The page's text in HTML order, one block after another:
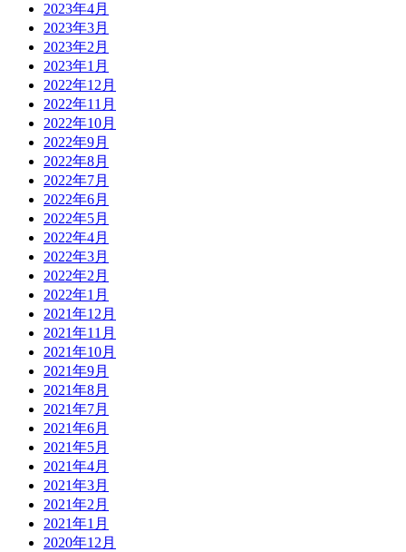
2023年4月
2023年3月
2023年2月
2023年1月
2022年12月
2022年11月
2022年10月
2022年9月
2022年8月
2022年7月
2022年6月
2022年5月
2022年4月
2022年3月
2022年2月
2022年1月
2021年12月
2021年11月
2021年10月
2021年9月
2021年8月
2021年7月
2021年6月
2021年5月
2021年4月
2021年3月
2021年2月
2021年1月
2020年12月